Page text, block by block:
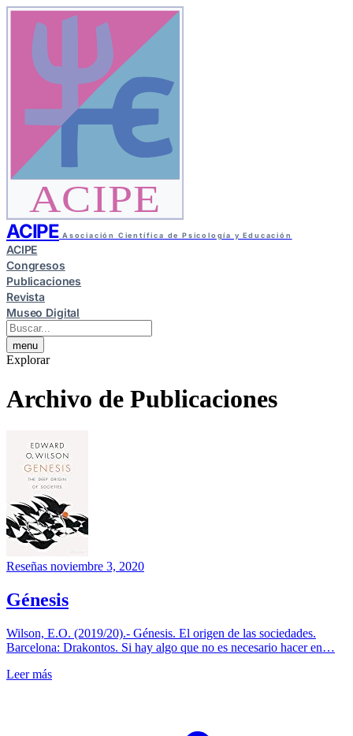
ACIPE
ACIPE Asociación Científica de Psicología y Educación
ACIPE
Congresos
Publicaciones
Revista
Museo Digital
menu
Explorar
Archivo de Publicaciones
Reseñas noviembre 3, 2020
Génesis
Wilson, E.O. (2019/20).- Génesis. El origen de las sociedades.
Barcelona: Drakontos. Si hay algo que no es necesario hacer en…
Leer más